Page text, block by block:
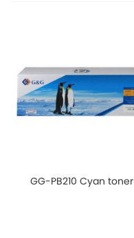
GG-PB210 Cyan toner